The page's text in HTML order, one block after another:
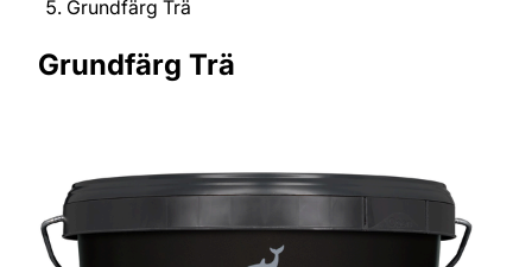
Grundfärg Trä
Grundfärg Trä